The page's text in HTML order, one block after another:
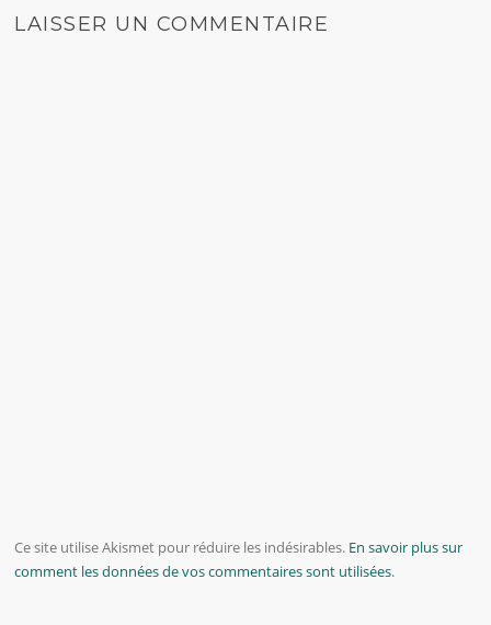
LAISSER UN COMMENTAIRE
Ce site utilise Akismet pour réduire les indésirables. En savoir plus sur
comment les données de vos commentaires sont utilisées.